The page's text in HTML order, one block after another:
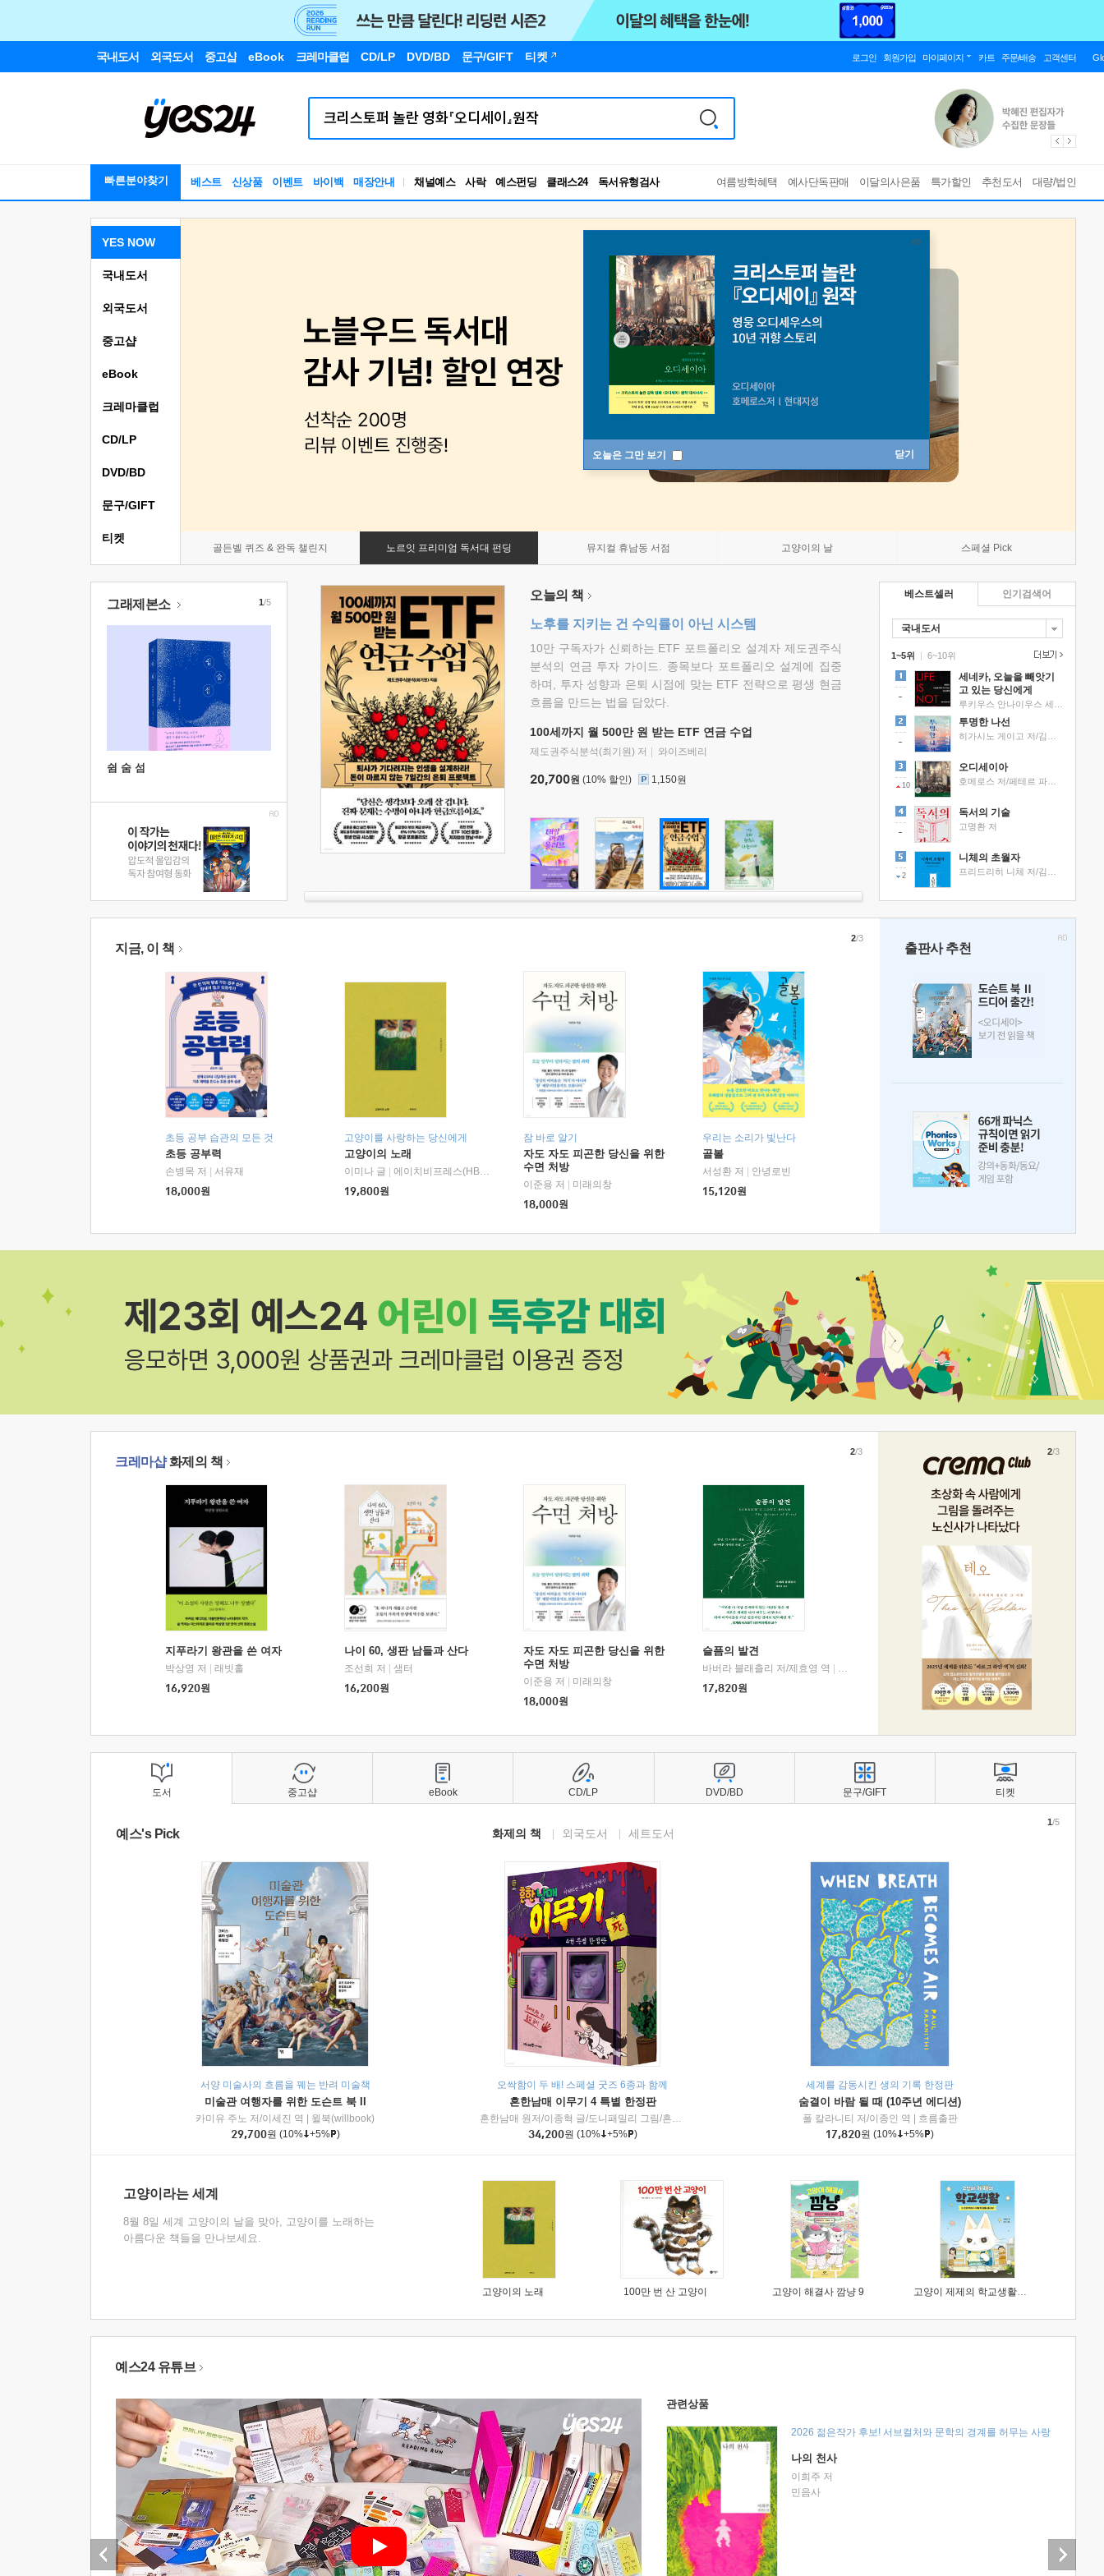
국내도서 외국도서 중고샵 eBook 크레마클럽 CD/LP DVD/BD 문구/GIFT 티켓 로그인 회원가입 마이페이지 카트 주문/배송 고객센터
빠른분야찾기 베스트 신상품 이벤트 바이백 매장안내 채널예스 사락 예스펀딩 클래스24
독서유형검사
RBTI Lab
독서유형검사
여름방학혜택 예사단독판매 이달의사은품 특가할인 추천도서 대량/법인
오늘은 그만 보기 닫기
YES NOW
골든벨 퀴즈 & 완독 챌린지 노르잇 프리미엄 독서대 펀딩 뮤지컬 휴남동 서점 고양이의 날 스페셜 Pick
국내도서
외국도서
중고샵
eBook
크레마클럽
CD/LP
DVD/BD
문구/GIFT
티켓
그래제본소
쉼 숨 섬
1/5 오늘의 책
노후를 지키는 건 수익률이 아닌 시스템
10만 구독자가 신뢰하는 ETF 포트폴리오 설계자 제도권주식
분석의 연금 투자 가이드. 종목보다 포트폴리오 설계에 집중
하며, 투자 성향과 은퇴 시점에 맞는 ETF 전략으로 평생 현금
흐름을 만드는 법을 담았다.
100세까지 월 500만 원 받는 ETF 연금 수업
제도권주식분석(최기원) 저 와이즈베리
20,700원 (10% 할인) 1,150원
베스트셀러
국내도서
1~5위 |
세네카, 오늘을 빼앗기
고 있는 당신에게
투명한 나선
10
오디세이아
독서의 기술
고명환 저
2
니체의 초월자
6~10위
인기검색어
지금, 이 책
초등 공부 습관의 모든 것
초등 공부력
손병목 저
서유재
18,000원
고양이를 사랑하는 당신에게
고양이의 노래
이미나 글
에이치비프레스(HBPRESS)
19,800원
잠 바로 알기
자도 자도 피곤한 당신을 위한
수면 처방
이준용 저
미래의창
18,000원
우리는 소리가 빛난다
골볼
서성환 저
안녕로빈
15,120원
2/3
출판사 추천
크레마샵화제의 책
지푸라기 왕관을 쓴 여자
박상영 저
래빗홀
16,920원
나이 60, 생판 남들과 산다
조선희 저
샘터
16,200원
자도 자도 피곤한 당신을 위한
수면 처방
이준용 저
미래의창
18,000원
슬픔의 발견
바버라 블래츨리 저/제효영 역
디플롯
17,820원
2/3 2/3
도서
예스's Pick 화제의 책 외국도서 세트도서
서양 미술사의 흐름을 꿰는 반려 미술책
미술관 여행자를 위한 도슨트 북 II
카미유 주노 저/이세진 역
윌북(willbook)
29,700원 (10% +5% )
오싹함이 두 배! 스페셜 굿즈 6종과 함께
흔한남매 이무기 4 특별 한정판
흔한남매 원저/이종혁 글/도니패밀리 그림/흔한컴퍼니 감수
미래엔아이세움
34,200원 (10% +5% )
세계를 감동시킨 생의 기록 한정판
숨결이 바람 될 때 (10주년 에디션)
폴 칼라니티 저/이종인 역
흐름출판
17,820원 (10% +5% )
1/5
고양이라는 세계
8월 8일 세계 고양이의 날을 맞아, 고양이를 노래하는
아름다운 책들을 만나보세요.
고양이의 노래 100만 번 산 고양이 고양이 해결사 깜냥 9 고양이 제제의 학교생활 1 : 초등학생이 이렇게 힘들 줄이야
중고샵 eBook CD/LP DVD/BD 문구/GIFT 티켓
예스24 유튜브
관련상품
2026 젊은작가 후보! 서브컬처와 문학의 경계를 허무는 사랑
나의 천사
이희주 저
민음사